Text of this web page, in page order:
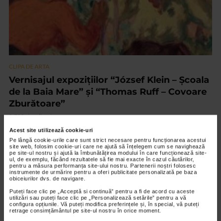
Acest site utilizează cookie-uri
Pe lângă cookie-urile care sunt strict necesare pentru funcționarea acestui
site web, folosim cookie-uri care ne ajută să înțelegem cum se navighează
pe site-ul nostru și ajută la îmbunătățirea modului în care funcționează site-
ul, de exemplu, făcând rezultatele să fie mai exacte în cazul căutărilor,
pentru a măsura performanța site-ului nostru. Partenerii noștri folosesc
instrumente de urmărire pentru a oferi publicitate personalizată pe baza
obiceiurilor dvs. de navigare.
Puteți face clic pe „Acceptă si continuă” pentru a fi de acord cu aceste
utilizări sau puteți face clic pe „Personalizează setările” pentru a vă
configura opțiunile. Vă puteți modifica preferințele și, în special, vă puteți
retrage consimțământul pe site-ul nostru în orice moment.
CLIPA DE ARTA
Vernisajul expozițiilor “József Klein – Școala
de la Baia Mare” și “Thomas Ruff – Covoare
Zburătoare”
2.788 vizualizari
VIDEO